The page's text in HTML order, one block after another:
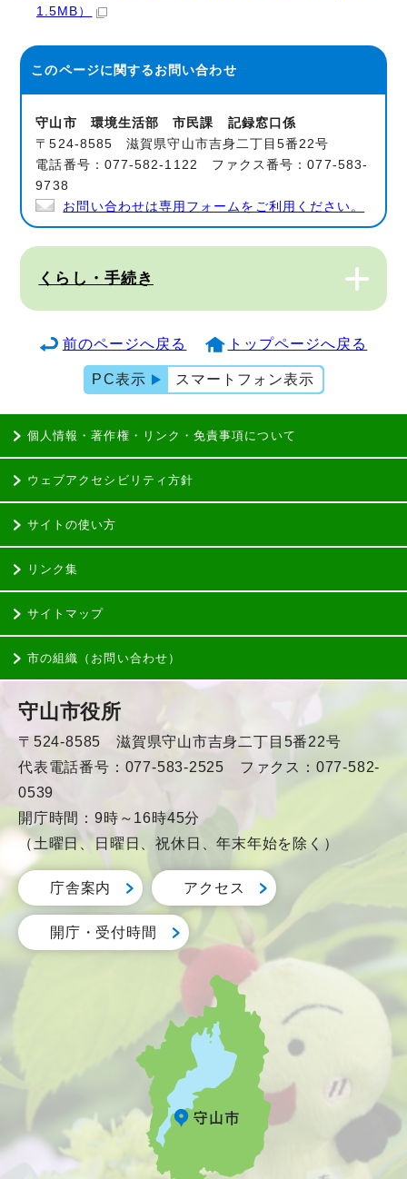
1.5MB）
このページに関するお問い合わせ
守山市 環境生活部 市民課 記録窓口係
〒524-8585 滋賀県守山市吉身二丁目5番22号
電話番号：077-582-1122 ファクス番号：077-583-
9738
お問い合わせは専用フォームをご利用ください。
くらし・手続き
前のページへ戻る トップページへ戻る
PC表示 スマートフォン表示
個人情報・著作権・リンク・免責事項について
ウェブアクセシビリティ方針
サイトの使い方
リンク集
サイトマップ
市の組織（お問い合わせ）
守山市役所
〒524-8585 滋賀県守山市吉身二丁目5番22号
代表電話番号：077-583-2525 ファクス：077-582-
0539
開庁時間：9時～16時45分
（土曜日、日曜日、祝休日、年末年始を除く）
庁舎案内 アクセス
開庁・受付時間